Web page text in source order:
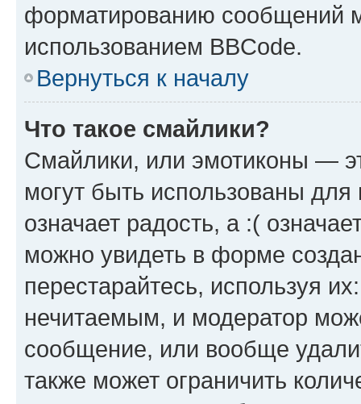
форматированию сообщений
использованием BBCode.
Вернуться к началу
Что такое смайлики?
Смайлики, или эмотиконы —
могут быть использованы
означает радость, а :(
можно увидеть в форме
перестарайтесь, используя
нечитаемым, и модератор
сообщение, или вообще
также может ограничить